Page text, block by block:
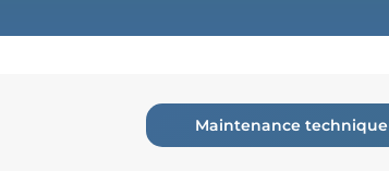
Maintenance technique